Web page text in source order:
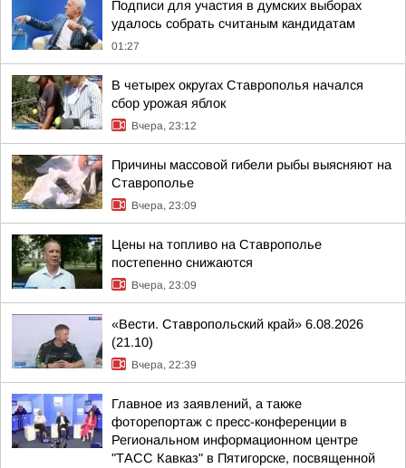
Подписи для участия в думских выборах
удалось собрать считаным кандидатам
01:27
В четырех округах Ставрополья начался
сбор урожая яблок
Вчера, 23:12
Причины массовой гибели рыбы выясняют на
Ставрополье
Вчера, 23:09
Цены на топливо на Ставрополье
постепенно снижаются
Вчера, 23:09
«Вести. Ставропольский край» 6.08.2026
(21.10)
Вчера, 22:39
Главное из заявлений, а также
фоторепортаж с пресс-конференции в
Региональном информационном центре
"ТАСС Кавказ" в Пятигорске, посвященной